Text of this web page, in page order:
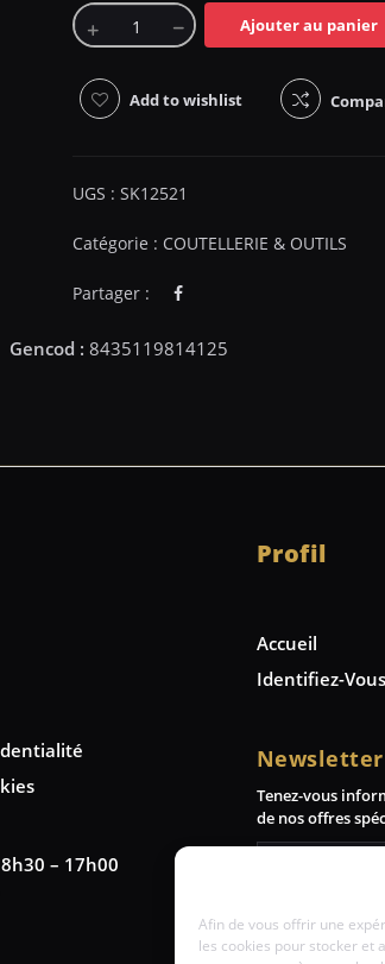
Afin de vous offrir une
les cookies pour stocker et
Ajouter au panier
Add to wishlist
UGS : SK12521
Catégorie : COUTELLERIE & OUTILS
Partager :
– 17h00
Profil
Accueil
Identifiez-Vous
Newsletter
Tenez-vous
de nos offres